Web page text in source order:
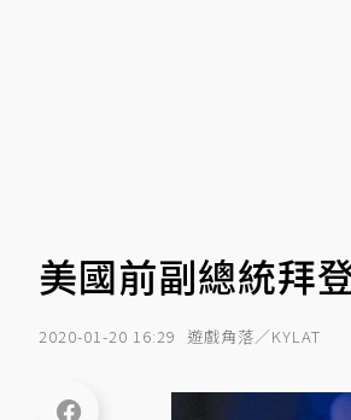
美國前副總統拜
2020-01-20 16:29 遊戲角落／KYLAT